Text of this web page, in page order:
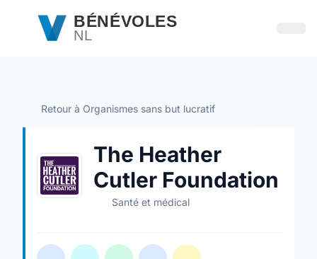
Passer au contenu principal
BÉNÉVOLES
NL
Retour à Organismes sans but lucratif
The Heather
Cutler Foundation
Santé et médical